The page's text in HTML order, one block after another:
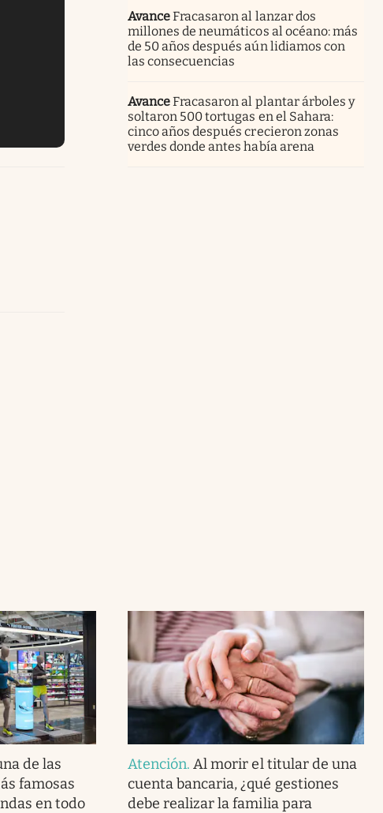
AvanceFracasaron al lanzar dos
millones de neumáticos al océano: más
de 50 años después aún lidiamos con
las consecuencias
AvanceFracasaron al plantar árboles y
soltaron 500 tortugas en el Sahara:
cinco años después crecieron zonas
verdes donde antes había arena
de las
famosas
en todo
Atención.Al morir el titular de una
cuenta bancaria, ¿qué gestiones
debe realizar la familia para